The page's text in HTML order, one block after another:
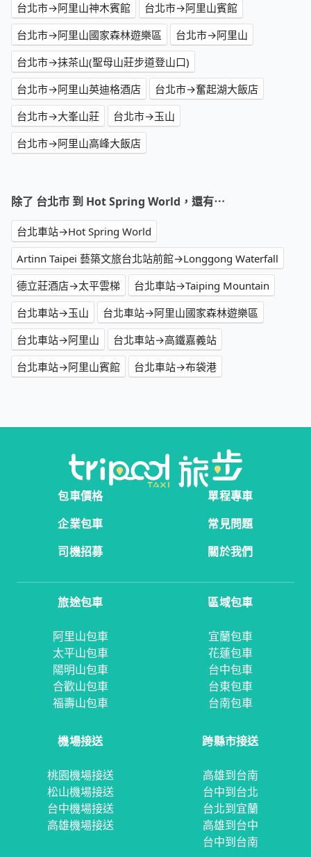
台北市→阿里山神木賓館
台北市→阿里山賓館
台北市→阿里山國家森林遊樂區
台北市→阿里山
台北市→抹茶山(聖母山莊步道登山口)
台北市→阿里山英迪格酒店
台北市→奮起湖大飯店
台北市→大峯山莊
台北市→玉山
台北市→阿里山高峰大飯店
除了 台北市 到 Hot Spring World，還有⋯
台北車站→Hot Spring World
Artinn Taipei 藝築文旅台北站前館→Longgong Waterfall
德立莊酒店→太平雲梯
台北車站→Taiping Mountain
台北車站→玉山
台北車站→阿里山國家森林遊樂區
台北車站→阿里山
台北車站→高鐵嘉義站
台北車站→阿里山賓館
台北車站→布袋港
包車價格
單程專車
企業包車
常見問題
司機招募
關於我們
旅途包車
阿里山包車
太平山包車
陽明山包車
合歡山包車
福壽山包車
區域包車
宜蘭包車
花蓮包車
台中包車
台東包車
台南包車
機場接送
桃園機場接送
松山機場接送
台中機場接送
高雄機場接送
跨縣市接送
高雄到台南
台中到台北
台北到宜蘭
高雄到台中
台中到台南